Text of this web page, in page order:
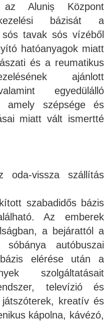
az Aluniș Központ
bázisát a
tavak sós vízéből
hatóanyagok miatt
és a reumatikus
ajánlott
egyedülálló
amely szépsége és
miatt vált ismertté
oda-vissza szállítás
szabadidős bázis
Az emberek
a bejárattól a
autóbuszai
elérése után a
szolgáltatásait
televízió és
kreatív és
kápolna, kávézó,